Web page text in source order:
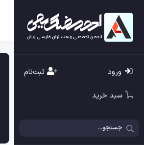
ورود ثبت‌نام
سبد خرید